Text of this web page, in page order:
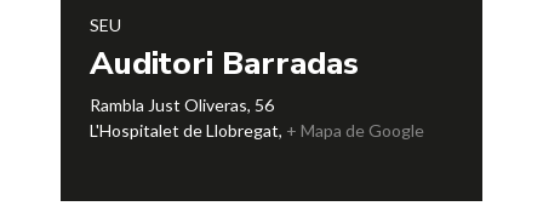
SEU
Auditori Barradas
Rambla Just Oliveras, 56
L'Hospitalet de Llobregat, + Mapa de Google